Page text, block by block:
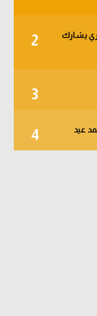
2
والثلاثي المصري يشارك
3
4 عيد